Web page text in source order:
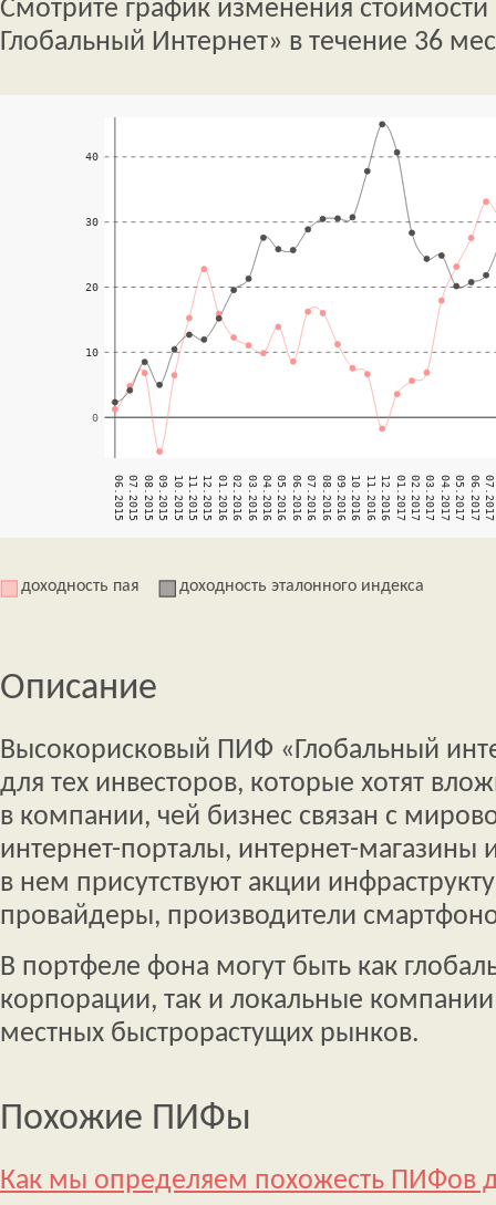
Смотрите график изменения
Глобальный Интернет» в течение 36
доходность пая доходность эталонного индекса
Описание
Высокорисковый ПИФ «Глобальный
для тех инвесторов, которые хотят
в компании, чей бизнес связан с
интернет-порталы, интернет-магазины
в нем присутствуют акции
провайдеры, производители
В портфеле фона могут быть как
корпорации, так и локальные
местных быстрорастущих рынков.
Похожие ПИФы
Как мы определяем похожесть ПИФов